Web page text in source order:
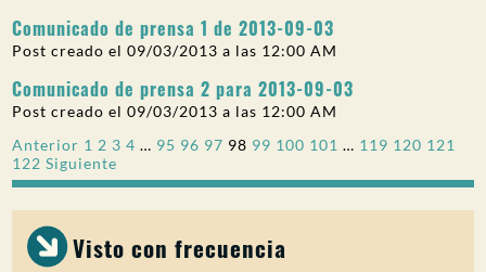
Comunicado de prensa 1 de 2013-09-03
Post creado el 09/03/2013 a las 12:00 AM
Comunicado de prensa 2 para 2013-09-03
Post creado el 09/03/2013 a las 12:00 AM
Paginación
de
entradas
Anterior 1 2 3 4 … 95 96 97 98 99 100 101 … 119 120 121
122 Siguiente
Visto con frecuencia